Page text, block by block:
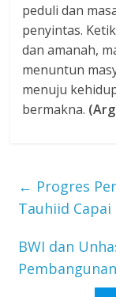
peduli dan
penyintas.
dan amanah,
menuntun
menuju
bermakna.
← Progres
Tauhiid Capai
BWI dan